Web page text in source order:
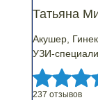
Татьяна
Акушер,
УЗИ-
237 отзывов